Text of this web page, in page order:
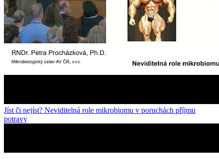
Jíst či nejíst? Neviditelná role mikrobiomu v poruchách příjmu
potravy